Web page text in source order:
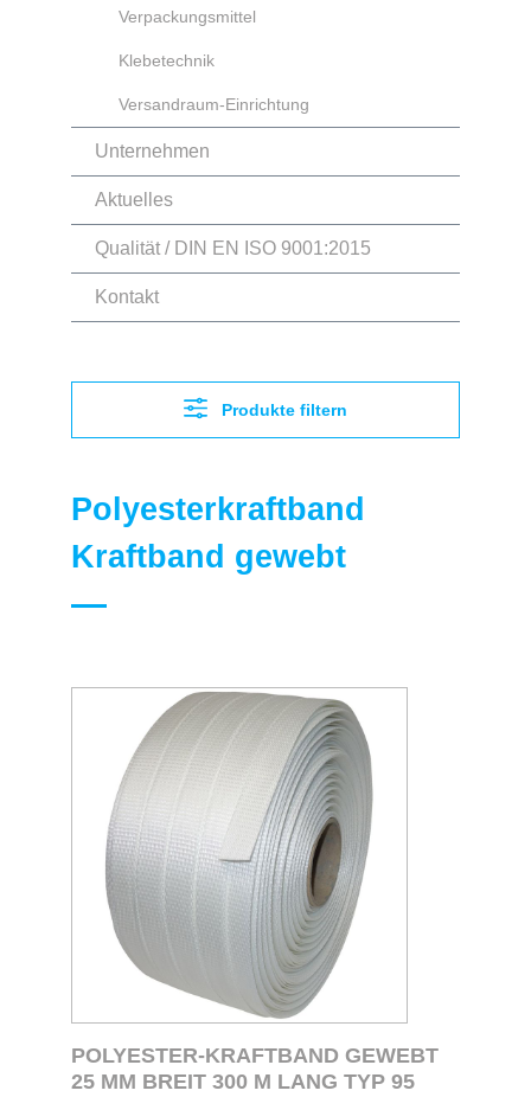
Verpackungsmittel
Klebetechnik
Versandraum-Einrichtung
Unternehmen
Aktuelles
Qualität / DIN EN ISO 9001:2015
Kontakt
Produkte filtern
Polyesterkraftband
Kraftband gewebt
POLYESTER-KRAFTBAND GEWEBT
25 MM BREIT 300 M LANG TYP 95